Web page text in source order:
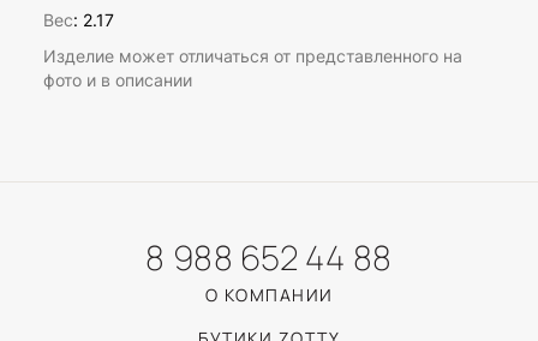
Вес: 2.17
Изделие может отличаться от представленного на
фото и в описании
8 988 652 44 88
О КОМПАНИИ